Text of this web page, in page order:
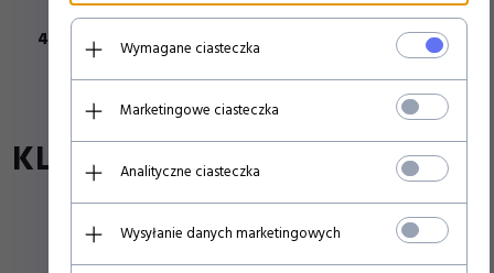
49, PLN
KLIENCI, KTÓRZY KUPILI TEN
PRODUKT WYBRALI
RÓWNIEŻ...
Wymagane ciasteczka
Marketingowe ciasteczka
Analityczne ciasteczka
Wysyłanie danych marketingowych